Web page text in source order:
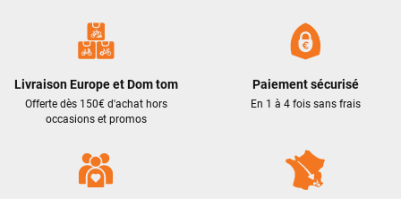
Livraison Europe et Dom tom
Offerte dès 150€ d'achat hors
occasions et promos
Paiement sécurisé
En 1 à 4 fois sans frais